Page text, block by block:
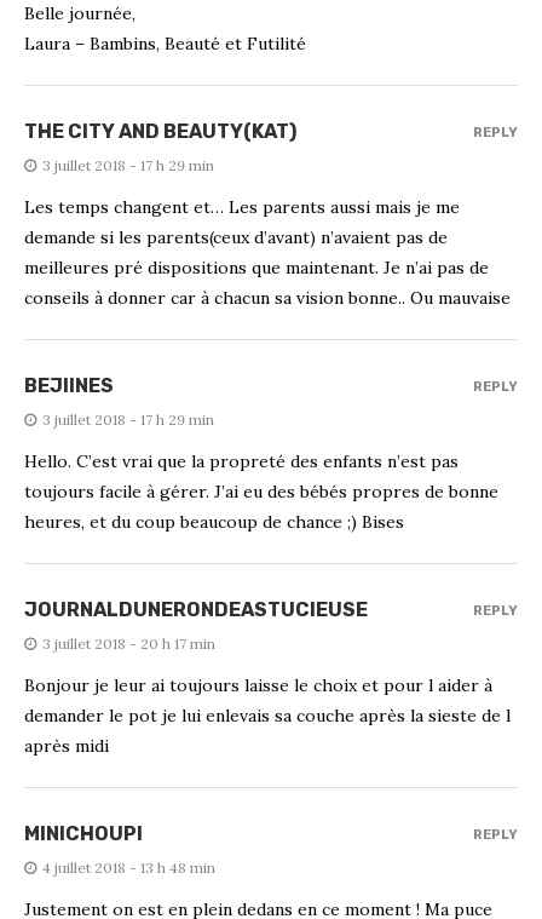
Belle journée,
Laura – Bambins, Beauté et Futilité
THE CITY AND BEAUTY(KAT)
3 juillet 2018 - 17 h 29 min
Les temps changent et… Les parents aussi mais je me
demande si les parents(ceux d’avant) n’avaient pas de
meilleures pré dispositions que maintenant. Je n’ai pas de
conseils à donner car à chacun sa vision bonne.. Ou mauvaise
REPLY
BEJIINES
3 juillet 2018 - 17 h 29 min
Hello. C’est vrai que la propreté des enfants n’est pas
toujours facile à gérer. J’ai eu des bébés propres de bonne
heures, et du coup beaucoup de chance ;) Bises
REPLY
JOURNALDUNERONDEASTUCIEUSE
3 juillet 2018 - 20 h 17 min
Bonjour je leur ai toujours laisse le choix et pour l aider à
demander le pot je lui enlevais sa couche après la sieste de l
après midi
REPLY
MINICHOUPI
4 juillet 2018 - 13 h 48 min
Justement on est en plein dedans en ce moment ! Ma puce
REPLY